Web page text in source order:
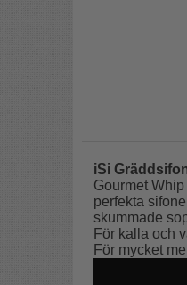
iSi
Gourmet
perfekta
skummade
För kalla och
För mycket